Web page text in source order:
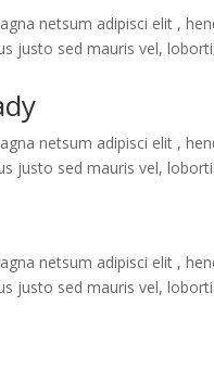
netsum adipisci elit ,
justo sed mauris vel,
netsum adipisci elit ,
justo sed mauris vel,
netsum adipisci elit ,
justo sed mauris vel,